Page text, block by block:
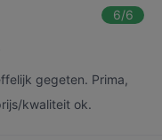
6/6
gegeten. Prima,
kwaliteit ok.